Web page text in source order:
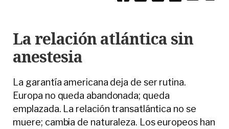
La relación atlántica sin
anestesia
La garantía americana deja de ser rutina.
Europa no queda abandonada; queda
emplazada. La relación transatlántica no se
muere; cambia de naturaleza. Los europeos han